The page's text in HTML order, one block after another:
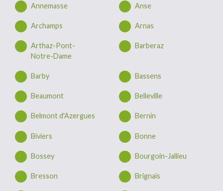
Annemasse Anse
Archamps Arnas
Arthaz-Pont-
Notre-Dame
Barberaz
Barby Bassens
Beaumont Belleville
Belmont d'Azergues Bernin
Biviers Bonne
Bossey Bourgoin-Jallieu
Bresson Brignais